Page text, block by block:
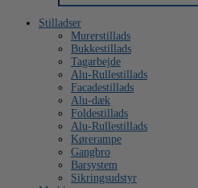
Stilladser
Murerstillads
Bukkestillads
Tagarbejde
Alu-Rullestillads
Facadestillads
Alu-dæk
Foldestillads
Alu-Rullestillads
Kørerampe
Gangbro
Barsystem
Sikringsudstyr